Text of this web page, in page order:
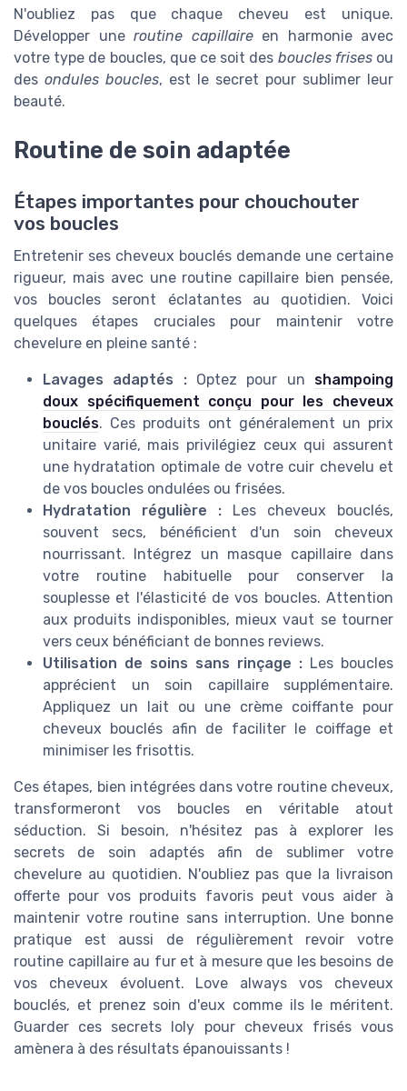
N'oubliez pas que chaque cheveu est unique.
Développer une routine capillaireen harmonie avec
votre type de boucles, que ce soit des boucles frisesou
des ondules boucles, est le secret pour sublimer leur
beauté.
Routine de soin adaptée
Étapes importantes pour chouchouter
vos boucles
Entretenir ses cheveux bouclés demande une certaine
rigueur, mais avec une routine capillaire bien pensée,
vos boucles seront éclatantes au quotidien. Voici
quelques étapes cruciales pour maintenir votre
chevelure en pleine santé :
Lavages adaptés :Optez pour un shampoing
doux spécifiquement conçu pour les cheveux
bouclés. Ces produits ont généralement un prix
unitaire varié, mais privilégiez ceux qui assurent
une hydratation optimale de votre cuir chevelu et
de vos boucles ondulées ou frisées.
Hydratation régulière : Les cheveux bouclés,
souvent secs, bénéficient d'un soin cheveux
nourrissant. Intégrez un masque capillaire dans
votre routine habituelle pour conserver la
souplesse et l'élasticité de vos boucles. Attention
aux produits indisponibles, mieux vaut se tourner
vers ceux bénéficiant de bonnes reviews.
Utilisation de soins sans rinçage : Les boucles
apprécient un soin capillaire supplémentaire.
Appliquez un lait ou une crème coiffante pour
cheveux bouclés afin de faciliter le coiffage et
minimiser les frisottis.
Ces étapes, bien intégrées dans votre routine cheveux,
transformeront vos boucles en véritable atout
séduction. Si besoin, n'hésitez pas à explorer les
secrets de soin adaptés afin de sublimer votre
chevelure au quotidien. N'oubliez pas que la livraison
offerte pour vos produits favoris peut vous aider à
maintenir votre routine sans interruption. Une bonne
pratique est aussi de régulièrement revoir votre
routine capillaire au fur et à mesure que les besoins de
vos cheveux évoluent. Love always vos cheveux
bouclés, et prenez soin d'eux comme ils le méritent.
Guarder ces secrets loly pour cheveux frisés vous
amènera à des résultats épanouissants !